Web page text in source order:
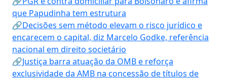
que Papudinha tem estrutura
🔗Decisões sem método elevam o risco jurídico e
encarecem o capital, diz Marcelo Godke, referência
nacional em direito societário
🔗Justiça barra atuação da OMB e reforça
exclusividade da AMB na concessão de títulos de